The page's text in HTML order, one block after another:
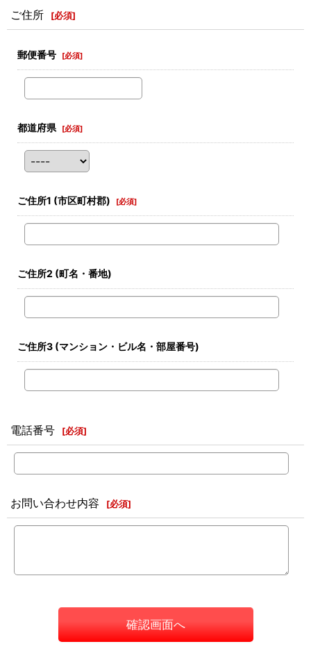
ご住所 [必須]
郵便番号 [必須]
都道府県 [必須]
ご住所1 (市区町村郡) [必須]
ご住所2 (町名・番地)
ご住所3 (マンション・ビル名・部屋番号)
電話番号 [必須]
お問い合わせ内容 [必須]
確認画面へ